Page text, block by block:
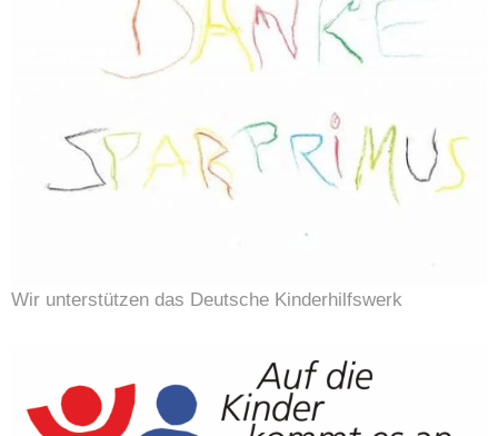
Wir unterstützen das Deutsche Kinderhilfswerk